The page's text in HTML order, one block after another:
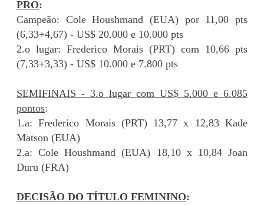
PRO:
Campeão: Cole Houshmand (EUA) por 11,00 pts
(6,33+4,67) - US$ 20.000 e 10.000 pts
2.o lugar: Frederico Morais (PRT) com 10,66 pts
(7,33+3,33) - US$ 10.000 e 7.800 pts
SEMIFINAIS - 3.o lugar com US$ 5.000 e 6.085
pontos:
1.a: Frederico Morais (PRT) 13,77 x 12,83 Kade
Matson (EUA)
2.a: Cole Houshmand (EUA) 18,10 x 10,84 Joan
Duru (FRA)
DECISÃO DO TÍTULO FEMININO: